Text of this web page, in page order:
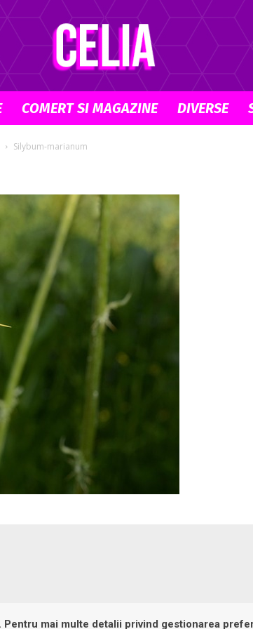
COMERT SI MAGAZINE DIVERSE
Silybum-marianum
Politică
mai multe detalii privind gestionarea